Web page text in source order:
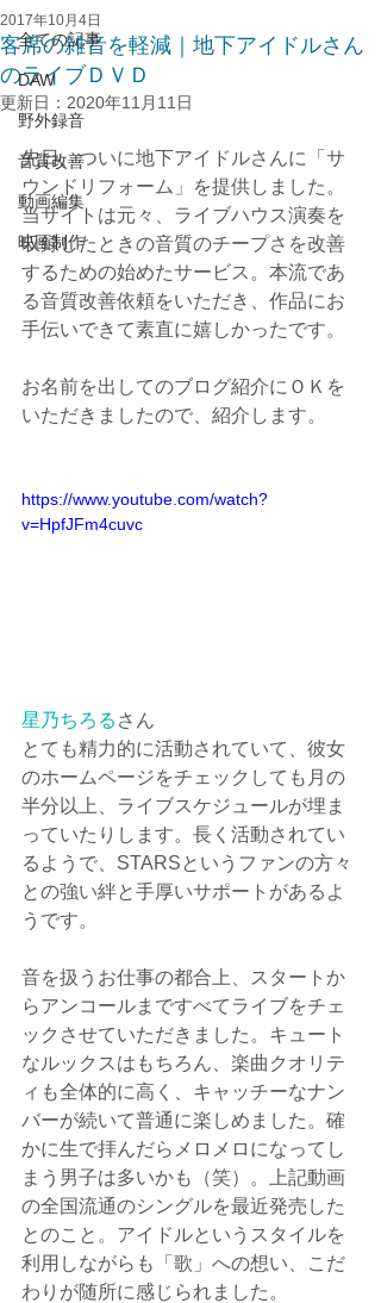
全ての記事
DAW
野外録音
音質改善
動画編集
映画制作
客席の雑音を軽減｜地下アイドルさん
のライブＤＶＤ
2017年10月4日
更新日： 2020年11月11日
先日、ついに地下アイドルさんに「サ
ウンドリフォーム」を提供しました。
当サイトは元々、ライブハウス演奏を
収録したときの音質のチープさを改善
するための始めたサービス。本流であ
る音質改善依頼をいただき、作品にお
手伝いできて素直に嬉しかったです。
お名前を出してのブログ紹介にＯＫを
いただきましたので、紹介します。
https://www.youtube.com/watch?
v=HpfJFm4cuvc
星乃ちろる さん
とても精力的に活動されていて、彼女
のホームページをチェックしても月の
半分以上、ライブスケジュールが埋ま
っていたりします。長く活動されてい
るようで、STARSというファンの方々
との強い絆と手厚いサポートがあるよ
うです。
音を扱うお仕事の都合上、スタートか
らアンコールまですべてライブをチェ
ックさせていただきました。キュート
なルックスはもちろん、楽曲クオリテ
ィも全体的に高く、キャッチーなナン
バーが続いて普通に楽しめました。確
かに生で拝んだらメロメロになってし
まう男子は多いかも（笑）。上記動画
の全国流通のシングルを最近発売した
とのこと。アイドルというスタイルを
利用しながらも「歌」への想い、こだ
わりが随所に感じられました。